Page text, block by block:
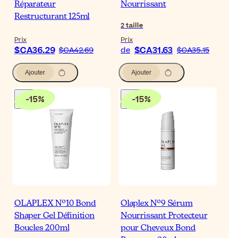
Réparateur
Restructurant 125ml
Prix
$CA36.29 $CA42.69
Ajouter
Nourrissant
2taille
Prix
de $CA31.63 $CA35.15
Ajouter
-15%
OLAPLEX Nº10 Bond
Shaper Gel Définition
Boucles 200ml
-15%
Olaplex Nº9 Sérum
Nourrissant Protecteur
pour Cheveux Bond